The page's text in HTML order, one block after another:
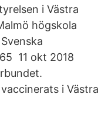
i Västra
högskola
11 okt 2018
i Västra